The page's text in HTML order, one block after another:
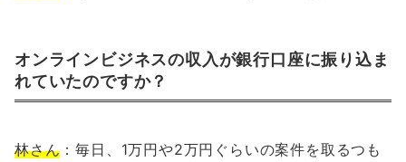
オンラインビジネスの収入が銀行口座に振り込ま
れていたのですか？
林さん ：毎日、1万円や2万円ぐらいの案件を取るつも